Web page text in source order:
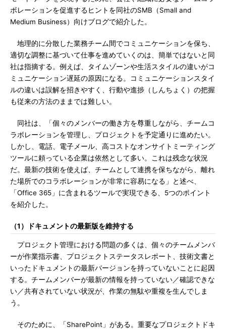
ボレーションを促進するヒントを同社のSMB（Small and
Medium Business）向けブログで紹介した。
地理的に分散した業務チーム間でコミュニケーションを保ち、
適切な調整に基づいて仕事を進めていくのは、簡単ではないと同
社は指摘する。例えば、タイムゾーンや生活スタイルの違いがコ
ミュニケーション遅延の原因になる。コミュニケーションスタイ
ルの違いは誤解を招きやすく、行動や進捗（しんちょく）の把握
も従来の方法のままでは難しい。
同社は、「個々のメンバーの働き方を尊重しながら、チームコ
ラボレーションを管理し、プロジェクトを予定通りに進めたい。
しかし、電話、電子メール、高コストなオンサイトミーティング
ツールに頼っている企業は依然として多い。これは残念な状況
だ。最新の技術を使えば、チームとして連携を保ちながら、離れ
た場所でのコラボレーションが非常に容易になる」と述べ、
「Office 365」に含まれるツールで実現できる、5つのポイント
を紹介した。
（1）ドキュメントの最新版を維持する
プロジェクト管理における問題の多くは、個々のチームメンバ
ーが作業指示書、プロジェクトステータスレポート、技術文書と
いったドキュメントの最新バージョンを持っていないことに起因
する。チームメンバーが最新の情報を持っていない／確認できな
い／共有されていない状況が、作業の無駄や重複を生んでしま
う。
そのために、「SharePoint」がある。重要なプロジェクトドキ